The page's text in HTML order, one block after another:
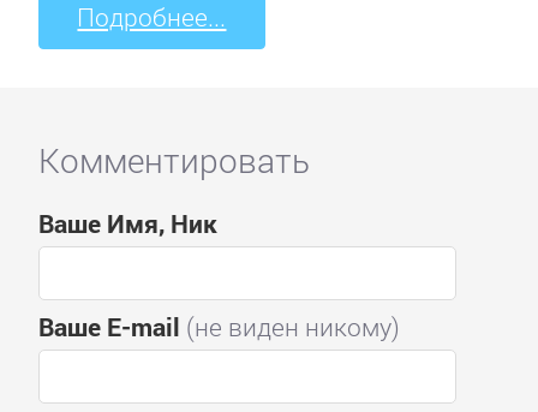
Подробнее...
Комментировать
Ваше Имя, Ник
Ваше E-mail (не виден никому)